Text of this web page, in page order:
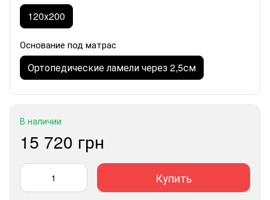
120x200
Основание под матрас
Ортопедические ламели через 2,5см
В наличии
15 720 грн
Купить